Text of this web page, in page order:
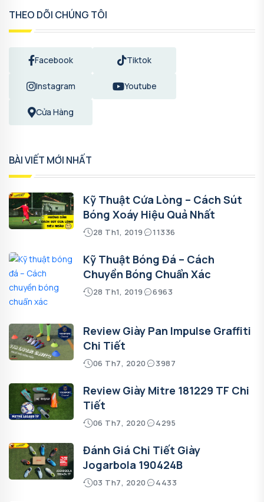
THEO DÕI CHÚNG TÔI
Facebook Tiktok
Instagram Youtube
Cửa Hàng
BÀI VIẾT MỚI NHẤT
Kỹ Thuật Cứa Lòng – Cách Sút
Bóng Xoáy Hiệu Quả Nhất
28 Th1, 2019 11336
Kỹ Thuật Bóng Đá – Cách
Chuyền Bóng Chuẩn Xác
28 Th1, 2019 6963
Review Giày Pan Impulse Graffiti
Chi Tiết
06 Th7, 2020 3987
Review Giày Mitre 181229 TF Chi
Tiết
06 Th7, 2020 4295
Đánh Giá Chi Tiết Giày
Jogarbola 190424B
03 Th7, 2020 4433